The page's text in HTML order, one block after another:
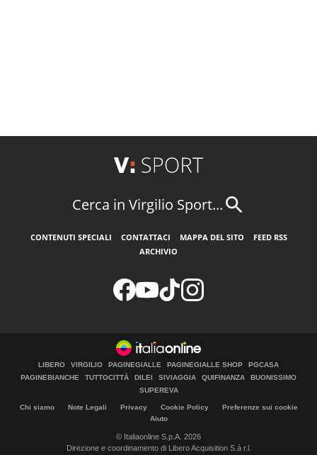
Cerca in Virgilio Sport...
CONTENUTI SPECIALI CONTATTACI MAPPA DEL SITO
FEED RSS
ARCHIVIO
LIBERO VIRGILIO PAGINEGIALLE PAGINEGIALLE SHOP
PGCASA
PAGINEBIANCHE
TUTTOCITTÀ DILEI SIVIAGGIA QUIFINANZA
BUONISSIMO
SUPEREVA
Chi siamo Note Legali Privacy Cookie Policy
Preferenze sui cookie
Aiuto
© Italiaonline S.p.A. 2026
Direzione e coordinamento di Libero Acquisition S.á r.l.